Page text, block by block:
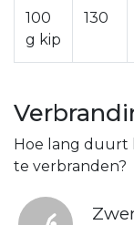
100
g kip
130
Hoe lang duurt
te verbranden?